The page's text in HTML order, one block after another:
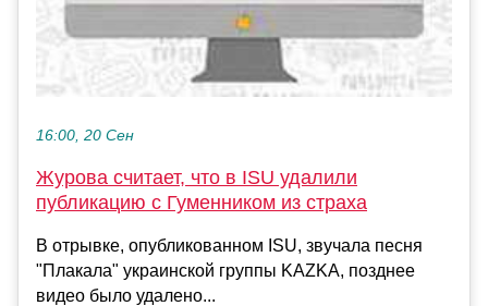
16:00, 20 Сен
Журова считает, что в ISU удалили
публикацию с Гуменником из страха
В отрывке, опубликованном ISU, звучала песня
"Плакала" украинской группы KAZKA, позднее
видео было удалено...